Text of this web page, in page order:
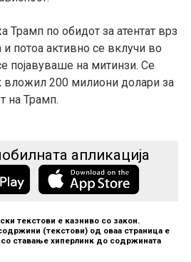
Трамп по обидот за атентат врз
потоа активно се вклучи во
појавуваше на митинзи. Се
вложил 200 милиони долари за
на Трамп.
апликација
текстови е казниво со закон.
(текстови) од оваа страница е
ставање хиперлинк до содржината